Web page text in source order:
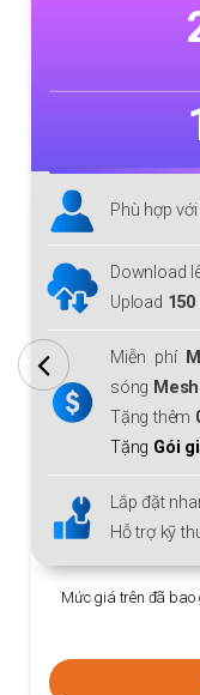
Phù hợp
Download
Upload
Miễn phí
sóng
Tặng thêm
Tặng Gói
Lắp đặt
Hỗ trợ kỹ
Mức giá trên đã bao